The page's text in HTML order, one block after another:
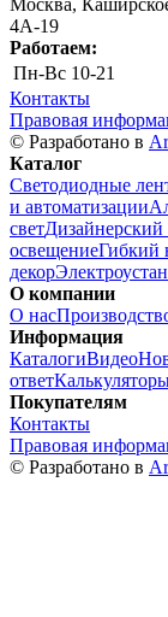
Москва,
4А-19
Работаем:
Пн-Вс 10-21
Контакты
Правовая
© Разработано в
Каталог
Светодиодные
и автоматизации
светДизайнерский
освещениеГибкий
декор
О компании
О нас
Информация
КаталогиВидео
ответ
Покупателям
Контакты
Правовая
© Разработано в